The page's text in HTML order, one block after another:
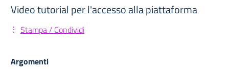
Video tutorial per l'accesso alla piattaforma
Stampa / Condividi
Argomenti